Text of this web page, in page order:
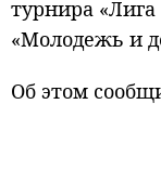
турнира
«Молодежь и
Об этом